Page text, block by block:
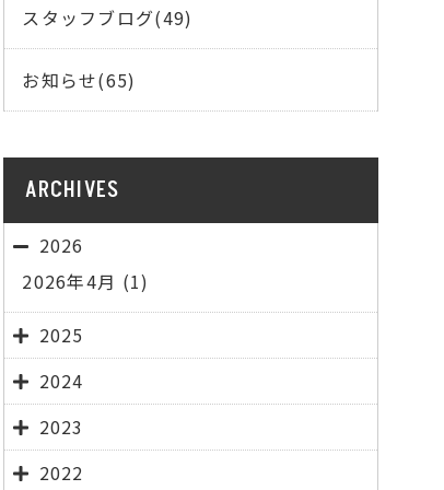
スタッフブログ(49)
お知らせ(65)
ARCHIVES
2026
2026年4月 (1)
2025
2024
2023
2022